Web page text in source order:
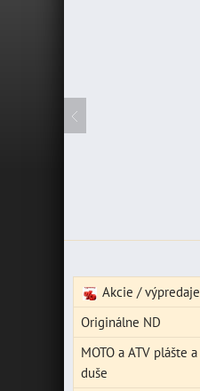
Akcie / výpredaje
Originálne ND
MOTO a ATV plášte a
duše